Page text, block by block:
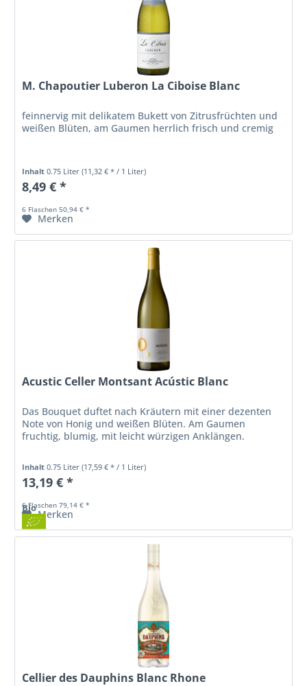
M. Chapoutier Luberon La Ciboise Blanc
feinnervig mit delikatem Bukett von Zitrusfrüchten und
weißen Blüten, am Gaumen herrlich frisch und cremig
Inhalt0.75 Liter(11,32 € * / 1 Liter)
8,49 € *
6 Flaschen 50,94 € *
Merken
Bio
Acustic Celler Montsant Acústic Blanc
Das Bouquet duftet nach Kräutern mit einer dezenten
Note von Honig und weißen Blüten. Am Gaumen
fruchtig, blumig, mit leicht würzigen Anklängen.
Inhalt0.75 Liter(17,59 € * / 1 Liter)
13,19 € *
6 Flaschen 79,14 € *
Merken
Cellier des Dauphins Blanc Rhone